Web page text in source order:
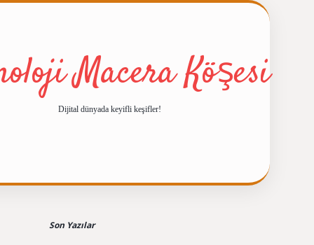
Macera Köşesi
Dijital dünyada keyifli keşifler!
Son Yazılar